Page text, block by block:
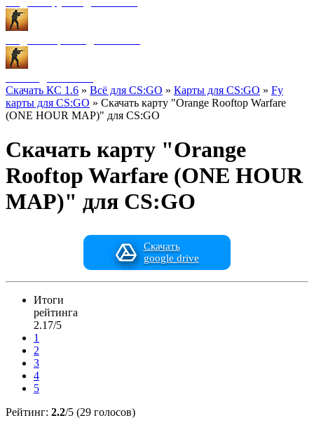
Скачать КС 1.6 » Всё для CS:GO » Карты для CS:GO » Fy
карты для CS:GO » Скачать карту "Orange Rooftop Warfare
(ONE HOUR MAP)" для CS:GO
Скачать карту "Orange
Rooftop Warfare (ONE HOUR
MAP)" для CS:GO
Скачать
google drive
Итоги
рейтинга
2.17/5
1
2
3
4
5
Рейтинг: 2.2/5 (29 голосов)